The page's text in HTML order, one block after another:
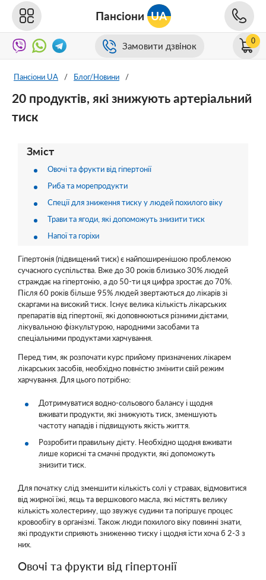
Пансіони UA
Замовити дзвінок 0
Пансіони UA / Блог/Новини /
20 продуктів, які знижують артеріальний
тиск
Зміст
Овочі та фрукти від гіпертонії
Риба та морепродукти
Спеції для зниження тиску у людей похилого віку
Трави та ягоди, які допоможуть знизити тиск
Напої та горіхи
Гіпертонія (підвищений тиск) є найпоширенішою проблемою
сучасного суспільства. Вже до 30 років близько 30% людей
страждає на гіпертонію, а до 50-ти ця цифра зростає до 70%.
Після 60 років більше 95% людей звертаються до лікарів зі
скаргами на високий тиск. Існує велика кількість лікарських
препаратів від гіпертонії, які доповнюються різними дієтами,
лікувальною фізкультурою, народними засобами та
спеціальними продуктами харчування.
Перед тим, як розпочати курс прийому призначених лікарем
лікарських засобів, необхідно повністю змінити свій режим
харчування. Для цього потрібно:
Дотримуватися водно-сольового балансу і щодня
вживати продукти, які знижують тиск, зменшують
частоту нападів і підвищують якість життя.
Розробити правильну дієту. Необхідно щодня вживати
лише корисні та смачні продукти, які допоможуть
знизити тиск.
Для початку слід зменшити кількість солі у стравах, відмовитися
від жирної їжі, яєць та вершкового масла, які містять велику
кількість холестерину, що звужує судини та погіршує процес
кровообігу в організмі. Також люди похилого віку повинні знати,
які продукти сприяють зниженню тиску і щодня їсти хоча б 2-3 з
них.
Овочі та фрукти від гіпертонії